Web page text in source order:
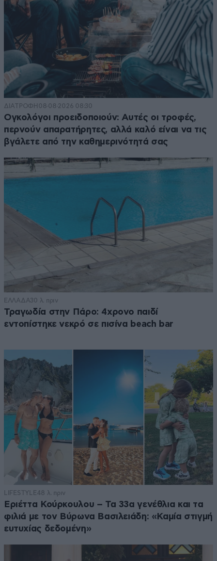
ΔΙΑΤΡΟΦΗ 08·08·2026 08:30
Ογκολόγοι προειδοποιούν: Αυτές οι τροφές,
περνούν απαρατήρητες, αλλά καλό είναι να τις
βγάλετε από την καθημερινότητά σας
ΕΛΛΑΔΑ30 λ. πριν
Τραγωδία στην Πάρο: 4χρονο παιδί
εντοπίστηκε νεκρό σε πισίνα beach bar
LIFESTYLE48 λ. πριν
Εριέττα Κούρκουλου – Τα 33α γενέθλια και τα
φιλιά με τον Βύρωνα Βασιλειάδη: «Καμία στιγμή
ευτυχίας δεδομένη»